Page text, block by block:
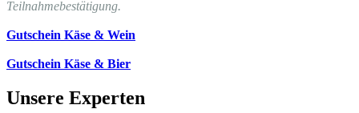
Teilnahmebestätigung.
Gutschein Käse & Wein
Gutschein Käse & Bier
Unsere Experten